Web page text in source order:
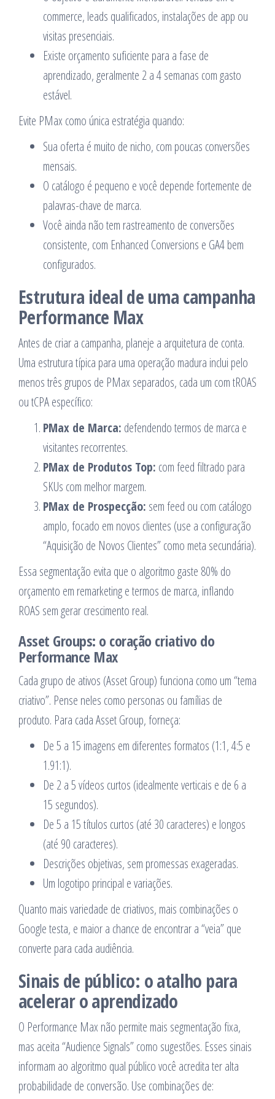
commerce, leads qualificados, instalações de app ou
visitas presenciais.
Existe orçamento suficiente para a fase de
aprendizado, geralmente 2 a 4 semanas com gasto
estável.
Evite PMax como única estratégia quando:
Sua oferta é muito de nicho, com poucas conversões
mensais.
O catálogo é pequeno e você depende fortemente de
palavras-chave de marca.
Você ainda não tem rastreamento de conversões
consistente, com Enhanced Conversions e GA4 bem
configurados.
Estrutura ideal de uma campanha
Performance Max
Antes de criar a campanha, planeje a arquitetura de conta.
Uma estrutura típica para uma operação madura inclui pelo
menos três grupos de PMax separados, cada um com tROAS
ou tCPA específico:
PMax de Marca: defendendo termos de marca e
visitantes recorrentes.
PMax de Produtos Top: com feed filtrado para
SKUs com melhor margem.
PMax de Prospecção: sem feed ou com catálogo
amplo, focado em novos clientes (use a configuração
“Aquisição de Novos Clientes” como meta secundária).
Essa segmentação evita que o algoritmo gaste 80% do
orçamento em remarketing e termos de marca, inflando
ROAS sem gerar crescimento real.
Asset Groups: o coração criativo do
Performance Max
Cada grupo de ativos (Asset Group) funciona como um “tema
criativo”. Pense neles como personas ou famílias de
produto. Para cada Asset Group, forneça:
De 5 a 15 imagens em diferentes formatos (1:1, 4:5 e
1.91:1).
De 2 a 5 vídeos curtos (idealmente verticais e de 6 a
15 segundos).
De 5 a 15 títulos curtos (até 30 caracteres) e longos
(até 90 caracteres).
Descrições objetivas, sem promessas exageradas.
Um logotipo principal e variações.
Quanto mais variedade de criativos, mais combinações o
Google testa, e maior a chance de encontrar a “veia” que
converte para cada audiência.
Sinais de público: o atalho para
acelerar o aprendizado
O Performance Max não permite mais segmentação fixa,
mas aceita “Audience Signals” como sugestões. Esses sinais
informam ao algoritmo qual público você acredita ter alta
probabilidade de conversão. Use combinações de: